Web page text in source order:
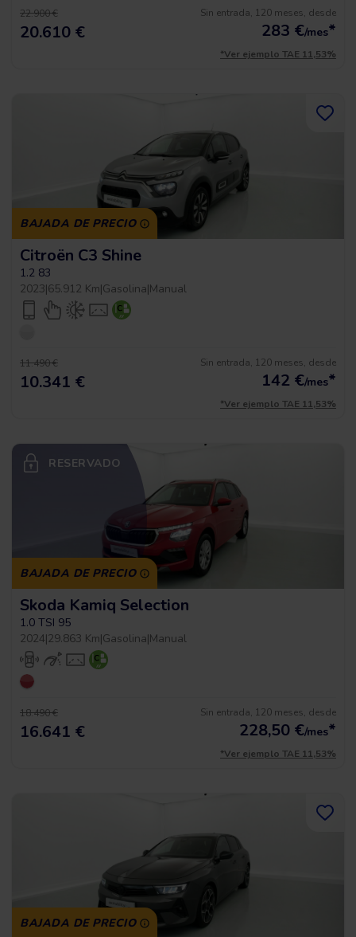
22.900 €
20.610 €
Sin entrada, 120 meses, desde
283 €/mes*
*Ver ejemplo TAE 11,53%
BAJADA DE PRECIO
Citroën C3 Shine
1.2 83
2023|65.912 Km|Gasolina|Manual
11.490 €
10.341 €
Sin entrada, 120 meses, desde
142 €/mes*
*Ver ejemplo TAE 11,53%
RESERVADO
BAJADA DE PRECIO
Skoda Kamiq Selection
1.0 TSI 95
2024|29.863 Km|Gasolina|Manual
18.490 €
16.641 €
Sin entrada, 120 meses, desde
228,50 €/mes*
*Ver ejemplo TAE 11,53%
BAJADA DE PRECIO